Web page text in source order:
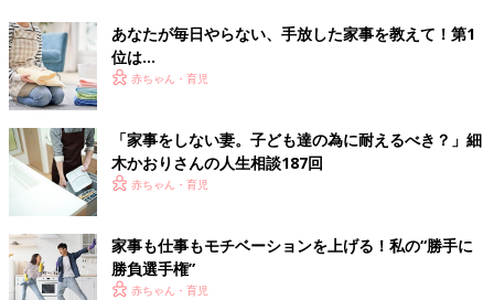
あなたが毎日やらない、手放した家事を教えて！第1
位は…
赤ちゃん・育児
「家事をしない妻。子ども達の為に耐えるべき？」細
木かおりさんの人生相談187回
赤ちゃん・育児
家事も仕事もモチベーションを上げる！私の“勝手に
勝負選手権”
赤ちゃん・育児